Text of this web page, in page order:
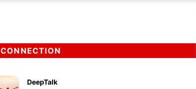
CONNECTION
DeepTalk